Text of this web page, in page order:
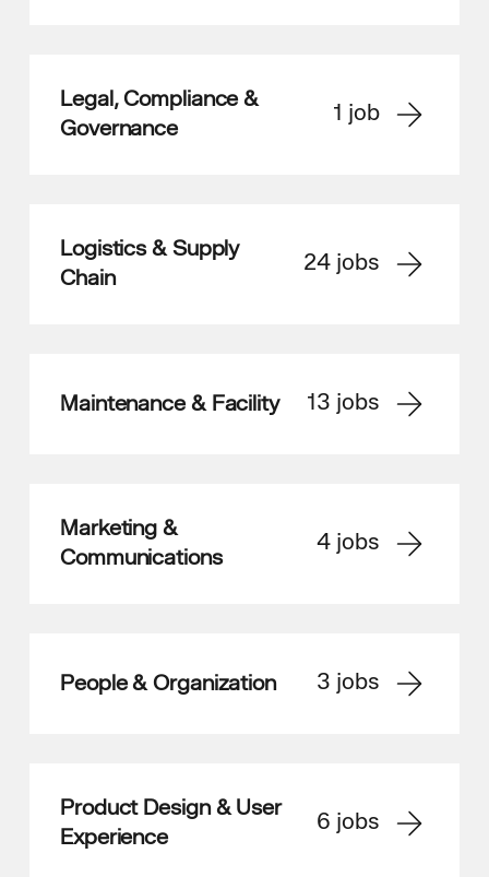
Legal, Compliance &
Governance
1 job
Logistics & Supply
Chain
24 jobs
Maintenance & Facility 13 jobs
Marketing &
Communications
4 jobs
People & Organization 3 jobs
Product Design & User
Experience
6 jobs